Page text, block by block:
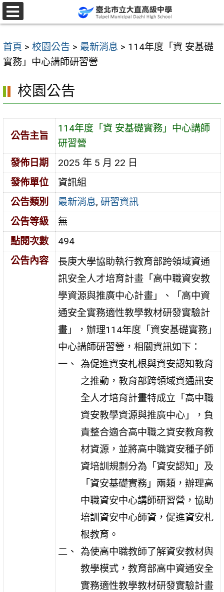
跳
至
要
內
區
首頁 > 校園公告 > 最新消息 > 114年度「資 安基礎
實務」中心講師研習營
校園公告
公告主旨
114年度「資 安基礎實務」中心講師
研習營
發佈日期
2025 年 5 月 22 日
發佈單位
資訊組
公告類別
最新消息,研習資訊
公告等級
無
點閱次數
494
公告內容
長庚大學協助執行教育部跨領域資通
訊安全人才培育計畫「高中職資安教
學資源與推廣中心計畫」、「高中資
通安全實務適性教學教材研發實驗計
畫」，辦理114年度「資安基礎實務」
中心講師研習營，相關資訊如下：
為促進資安札根與資安認知教育
之推動，教育部跨領域資通訊安
全人才培育計畫特成立「高中職
資安教學資源與推廣中心」，負
責整合適合高中職之資安教育教
材資源，並將高中職資安種子師
資培訓規劃分為「資安認知」及
「資安基礎實務」兩類，辦理高
中職資安中心講師研習營，協助
培訓資安中心師資，促進資安札
根教育。
為使高中職教師了解資安教材與
教學模式，教育部高中資通安全
實務適性教學教材研發實驗計畫
選
單